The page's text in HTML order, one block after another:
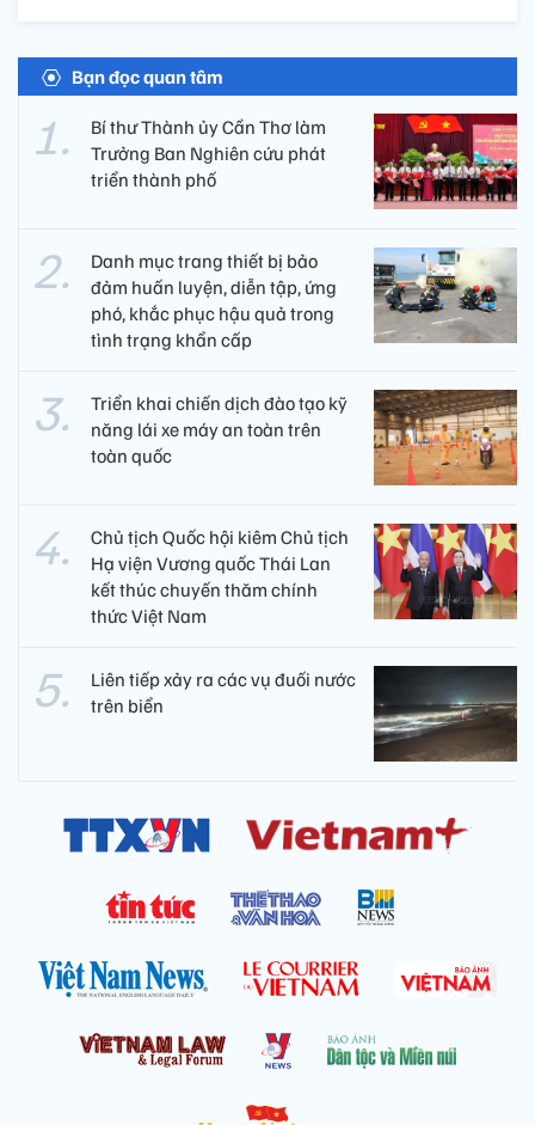
Bạn đọc quan tâm
Bí thư Thành ủy Cần Thơ làm
Trưởng Ban Nghiên cứu phát
triển thành phố
Danh mục trang thiết bị bảo
đảm huấn luyện, diễn tập, ứng
phó, khắc phục hậu quả trong
tình trạng khẩn cấp
Triển khai chiến dịch đào tạo kỹ
năng lái xe máy an toàn trên
toàn quốc
Chủ tịch Quốc hội kiêm Chủ tịch
Hạ viện Vương quốc Thái Lan
kết thúc chuyến thăm chính
thức Việt Nam
Liên tiếp xảy ra các vụ đuối nước
trên biển